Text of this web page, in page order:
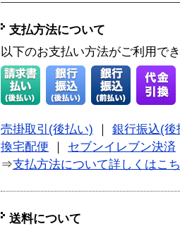
支払方法について
以下のお支払い方法がご利用で
売掛取引(後払い)
銀行振込(後
換宅配便
セブンイレブン決済
⇒支払方法について詳しくはこ
送料について